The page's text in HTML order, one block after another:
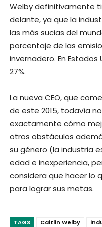
Welby definitivamente
delante, ya que la
las más sucias del
porcentaje de las
invernadero. En
27%.
La nueva CEO, que
de este 2015, todavía
exactamente cómo
otros obstáculos
su género (la industria
edad e inexperiencia,
considera que hacer lo
para lograr sus metas.
TAGS Caitlin Welby